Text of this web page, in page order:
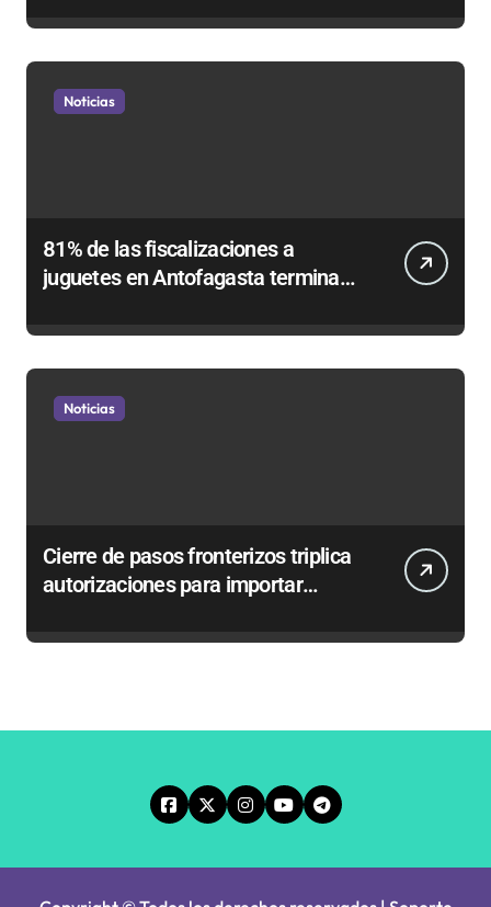
de Valparaíso
Noticias
81% de las fiscalizaciones a
juguetes en Antofagasta termina
Noticias
Cierre de pasos fronterizos triplica
autorizaciones para importar